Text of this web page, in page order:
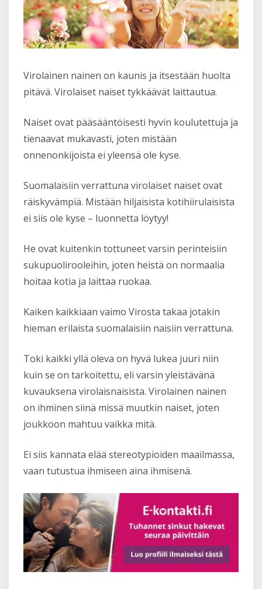
Virolainen nainen on kaunis ja itsestään huolta
pitävä. Virolaiset naiset tykkäävät laittautua.
Naiset ovat pääsääntöisesti hyvin koulutettuja ja
tienaavat mukavasti, joten mistään
onnenonkijoista ei yleensä ole kyse.
Suomalaisiin verrattuna virolaiset naiset ovat
räiskyvämpiä. Mistään hiljaisista kotihiirulaisista
ei siis ole kyse – luonnetta löytyy!
He ovat kuitenkin tottuneet varsin perinteisiin
sukupuolirooleihin, joten heistä on normaalia
hoitaa kotia ja laittaa ruokaa.
Kaiken kaikkiaan vaimo Virosta takaa jotakin
hieman erilaista suomalaisiin naisiin verrattuna.
Toki kaikki yllä oleva on hyvä lukea juuri niin
kuin se on tarkoitettu, eli varsin yleistävänä
kuvauksena virolaisnaisista. Virolainen nainen
on ihminen siinä missä muutkin naiset, joten
joukkoon mahtuu vaikka mitä.
Ei siis kannata elää stereotypioiden maailmassa,
vaan tutustua ihmiseen aina ihmisenä.